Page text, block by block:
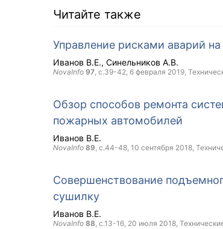
Читайте также
Управление рисками аварий
Иванов В.Е. Синельников А.В.
NovaInfo 97, с.39-42, 6 февраля 2019,
Обзор способов ремонта
пожарных автомобилей
Иванов В.Е.
NovaInfo 89, с.44-48, 10 сентября 2018,
Совершенствование
сушилку
Иванов В.Е.
NovaInfo 88, с.13-16, 20 июля 2018,